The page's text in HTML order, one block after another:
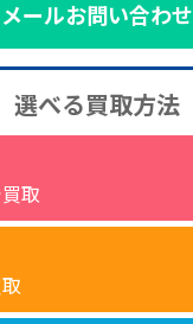
メールお問い合わせ
選べる買取方法
取